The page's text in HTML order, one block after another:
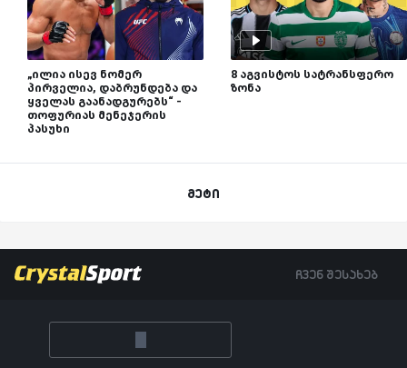
„ილია ისევ ნომერ
პირველია, დაბრუნდება და
ყველას გაანადგურებს“ -
თოფურიას მენეჯერის
პასუხი
8 აგვისტოს სატრანსფერო
ზონა
მეტი
ჩვენ შესახებ